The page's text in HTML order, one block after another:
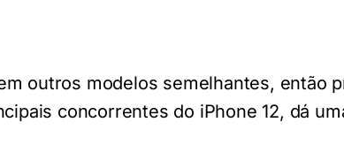
outros modelos semelhantes, então
concorrentes do iPhone 12, dá